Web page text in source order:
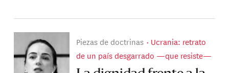
Piezas de doctrinas
Ucrania: retrato
de un país desgarrado —que resiste—